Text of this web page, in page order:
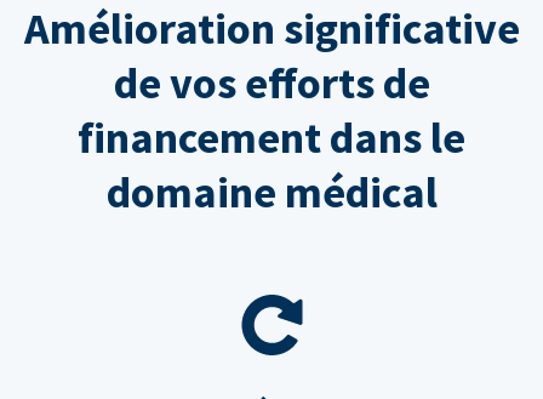
Amélioration significative
de vos efforts de
financement dans le
domaine médical